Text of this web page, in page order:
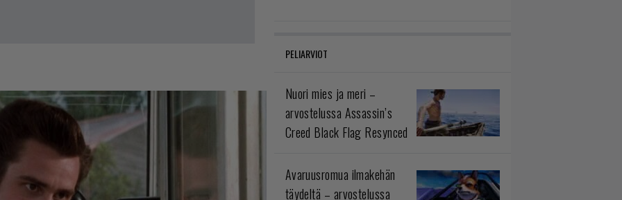
PELIARVIOT
Nuori mies ja meri –
arvostelussa Assassin’s
Creed Black Flag Resynced
Avaruusromua ilmakehän
täydeltä – arvostelussa